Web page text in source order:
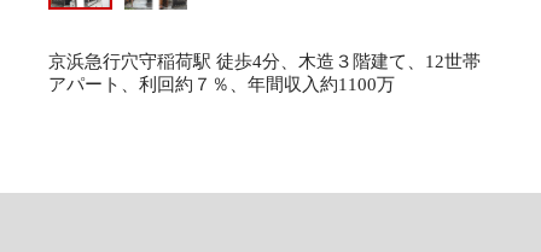
京浜急行穴守稲荷駅 徒歩4分、木造３階建て、12世帯
アパート、利回約７％、年間収入約1100万